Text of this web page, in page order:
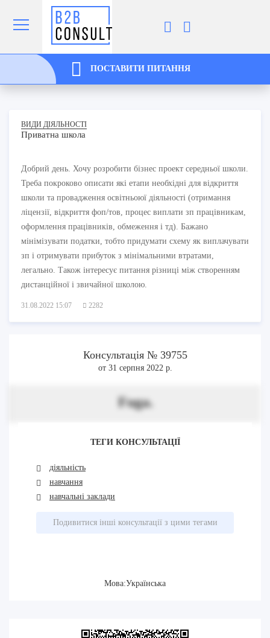
ПОСТАВИТИ ПИТАННЯ
ВИДИ ДІЯЛЬНОСТІ
Приватна школа
Добрий день. Хочу розробити бізнес проект середньої школи.
Треба покроково описати які етапи необхідні для відкриття
школи та провадження освітньоюї діяльності (отримання
ліцензії, відкриття фоп/тов, процес виплати зп працівникам,
оформлення працівників, обмеження і тд). Бажано
мінімізувати податки, тобто придумати схему як виплачувати
зп і отримувати прибуток з мінімальними втратами,
легально. Також інтересує питання різниці між створенням
дистанційної і звичайної школою.
31.08.2022 15:07 2282
Консультація № 39755
от 31 серпня 2022 р.
Fuga.
ТЕГИ КОНСУЛЬТАЦІЇ
діяльність
навчання
навчальні заклади
Подивитися інші консультації з цими тегами
Мова:Українська